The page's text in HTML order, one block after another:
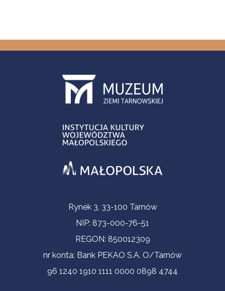
Informacje kontaktoweRynek 3, 33-100 Tarnów
NIP: 873-000-76-51
REGON: 850012309
nr konta: Bank PEKAO S.A. O/Tarnów
96 1240 1910 1111 0000 0898 4744